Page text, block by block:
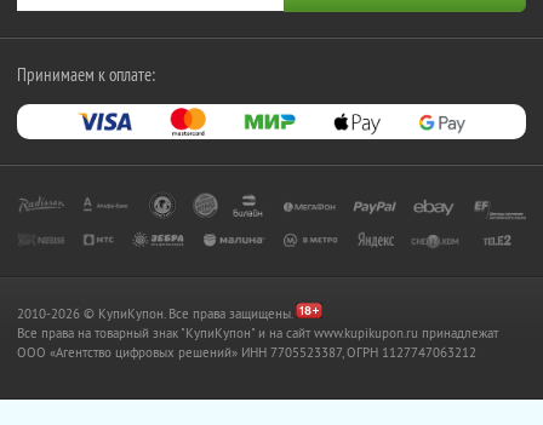
Принимаем к оплате:
2010-2026 © КупиКупон. Все права защищены.
Все права на товарный знак "КупиКупон" и на сайт www.kupikupon.ru принадлежат
OOO «Агентство цифровых решений» ИНН 7705523387, ОГРН 1127747063212